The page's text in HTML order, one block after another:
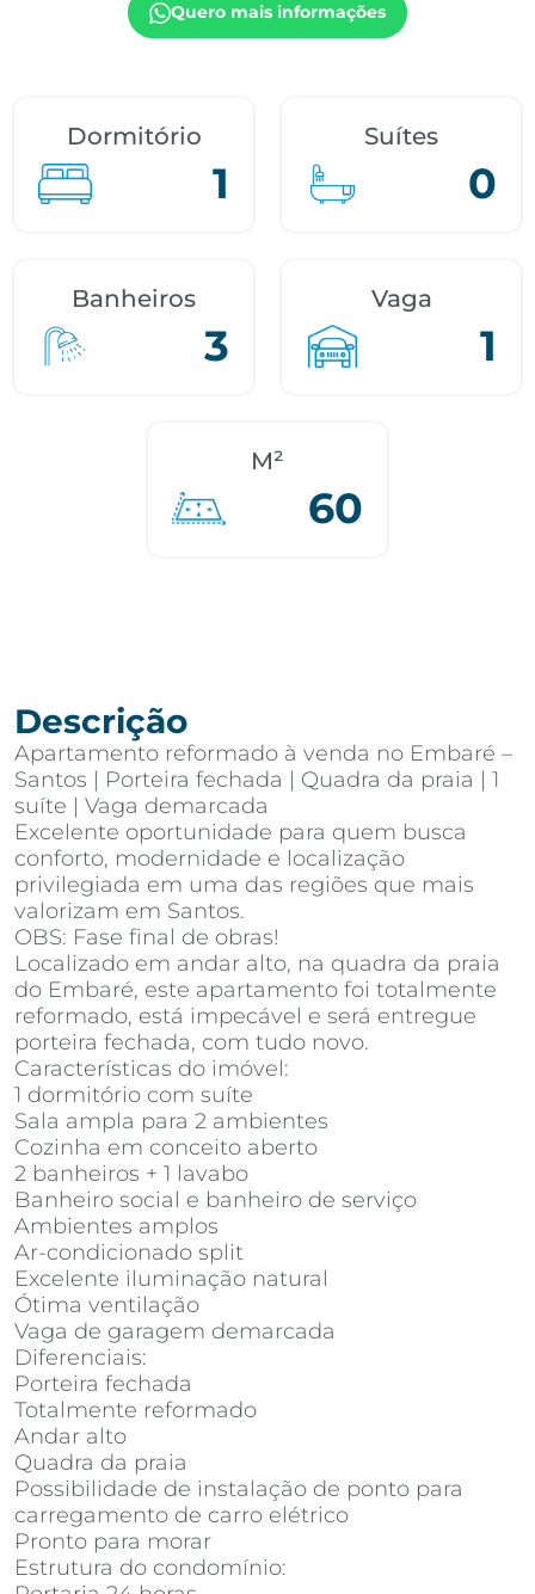
Quero mais informações
Dormitório
1
Suítes
0
Banheiros
3
Vaga
1
M²
60
Descrição
Apartamento reformado à venda no Embaré –
Santos | Porteira fechada | Quadra da praia | 1
suíte | Vaga demarcada
Excelente oportunidade para quem busca
conforto, modernidade e localização
privilegiada em uma das regiões que mais
valorizam em Santos.
OBS: Fase final de obras!
Localizado em andar alto, na quadra da praia
do Embaré, este apartamento foi totalmente
reformado, está impecável e será entregue
porteira fechada, com tudo novo.
Características do imóvel:
1 dormitório com suíte
Sala ampla para 2 ambientes
Cozinha em conceito aberto
2 banheiros + 1 lavabo
Banheiro social e banheiro de serviço
Ambientes amplos
Ar-condicionado split
Excelente iluminação natural
Ótima ventilação
Vaga de garagem demarcada
Diferenciais:
Porteira fechada
Totalmente reformado
Andar alto
Quadra da praia
Possibilidade de instalação de ponto para
carregamento de carro elétrico
Pronto para morar
Estrutura do condomínio: